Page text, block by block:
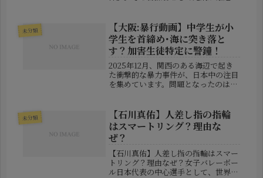
林死刑囚が拘置所内で死亡したという
報道により、再び事件が注目を集め
ま...
未分類
【大阪:暴行動画】中学生が小
学生を首締め･海に突き落と
す？加害生徒特定に警鐘！
2025年12月、関西のある海辺で起き
た衝撃的な暴力事件が、日本中の注目
を集めています。問題となったのは、
動画として撮影・投稿していたという
出来事。動画の中では、小学生と見...
未分類
【石川真佑】人差し指の指輪
はスマートリング？理由な
ぜ？
【石川真佑】人差し指の指輪はスマー
トリング？理由なぜ？女子バレーボー
ル日本代表の中心選手として、世界を